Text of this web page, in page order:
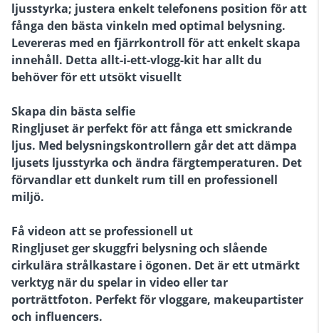
ljusstyrka; justera enkelt telefonens position för att
fånga den bästa vinkeln med optimal belysning.
Levereras med en fjärrkontroll för att enkelt skapa
innehåll. Detta allt-i-ett-vlogg-kit har allt du
behöver för ett utsökt visuellt
Skapa din bästa selfie
Ringljuset är perfekt för att fånga ett smickrande
ljus. Med belysningskontrollern går det att dämpa
ljusets ljusstyrka och ändra färgtemperaturen. Det
förvandlar ett dunkelt rum till en professionell
miljö.
Få videon att se professionell ut
Ringljuset ger skuggfri belysning och slående
cirkulära strålkastare i ögonen. Det är ett utmärkt
verktyg när du spelar in video eller tar
porträttfoton. Perfekt för vloggare, makeupartister
och influencers.